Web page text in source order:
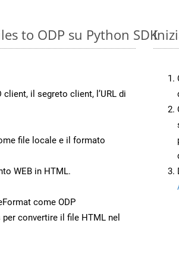
to ODP su Python SDK
il segreto client, l’URL di
file locale e il formato
WEB in HTML.
come ODP
per convertire il file HTML nel